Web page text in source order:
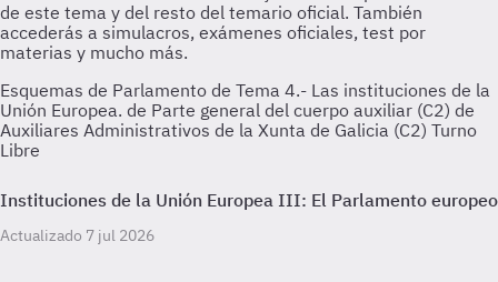
Esquemas de Parlamento de Tema 4.- Las instituciones de la
Unión Europea. de Parte general del cuerpo auxiliar (C2) de
Auxiliares Administrativos de la Xunta de Galicia (C2) Turno
Libre
Instituciones de la Unión Europea III: El Parlamento europeo
Actualizado 7 jul 2026